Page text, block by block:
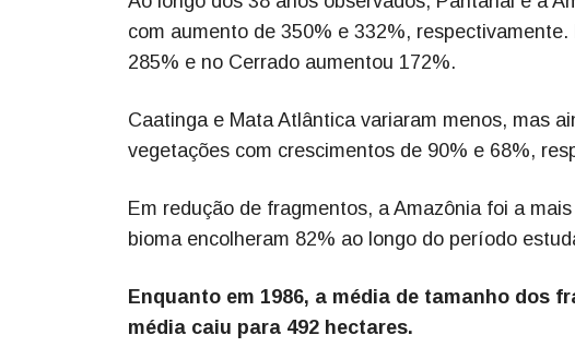
com aumento de 350% e 332%,
285% e no Cerrado aumentou 172%.
Caatinga e Mata Atlântica variaram menos, mas
vegetações com crescimentos de 90% e 68%,
Em redução de fragmentos, a Amazônia foi a
bioma encolheram 82% ao longo do período
Enquanto em 1986, a média de tamanho dos
média caiu para 492 hectares.